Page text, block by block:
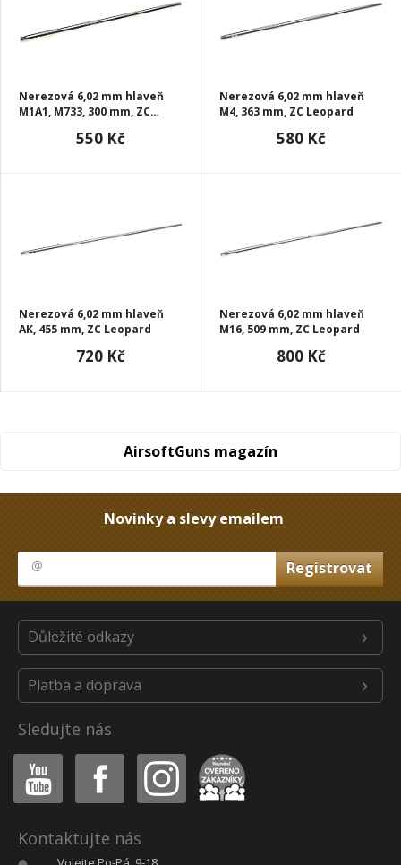
Nerezová 6,02 mm hlaveň
M1A1, M733, 300 mm, ZC
550 Kč
Nerezová 6,02 mm hlaveň
M4, 363 mm, ZC Leopard
580 Kč
Nerezová 6,02 mm hlaveň
AK, 455 mm, ZC Leopard
720 Kč
Nerezová 6,02 mm hlaveň
M16, 509 mm, ZC Leopard
800 Kč
AirsoftGuns magazín
Novinky a slevy emailem
Důležité odkazy
Platba a doprava
Sledujte nás
Youtube Facebook Instagram Heureka
Kontaktujte nás